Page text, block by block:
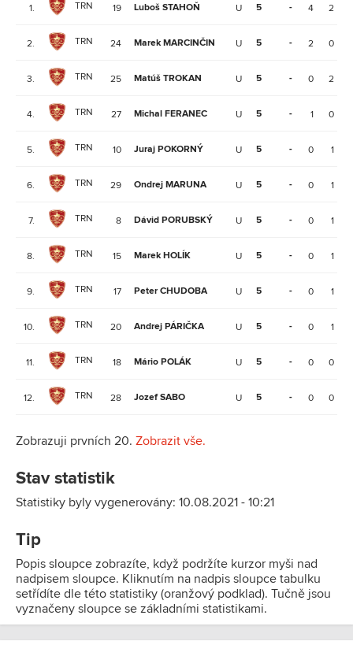
1. TRN 19 Luboš STAHOŇ U 5 - 4 2
2. TRN 24 Marek MARCINČIN U 5 - 2 0
3. TRN 25 Matúš TROKAN U 5 - 0 2
4. TRN 27 Michal FERANEC U 5 - 1 0
5. TRN 10 Juraj POKORNÝ U 5 - 0 1
6. TRN 29 Ondrej MARUNA U 5 - 0 1
7. TRN 8 Dávid PORUBSKÝ U 5 - 0 1
8. TRN 15 Marek HOLÍK U 5 - 0 1
9. TRN 17 Peter CHUDOBA U 5 - 0 1
10. TRN 20 Andrej PÁRIČKA U 5 - 0 1
11. TRN 18 Mário POLÁK U 5 - 0 0
12. TRN 28 Jozef SABO U 5 - 0 0
Zobrazuji prvních 20. Zobrazit vše.
Stav statistik
Statistiky byly vygenerovány: 10.08.2021 - 10:21
Tip
Popis sloupce zobrazíte, když podržíte kurzor myši nad
nadpisem sloupce. Kliknutím na nadpis sloupce tabulku
setřídíte dle této statistiky (oranžový podklad). Tučně jsou
vyznačeny sloupce se základními statistikami.